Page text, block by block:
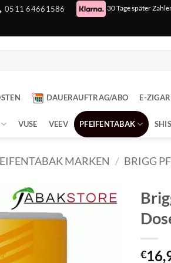
0511 64661586 30 Tage später
DAUERAUFTRAG/ABO E-
VUSE VEEV PFEIFENTABAK
MARKEN / BRIGG
€